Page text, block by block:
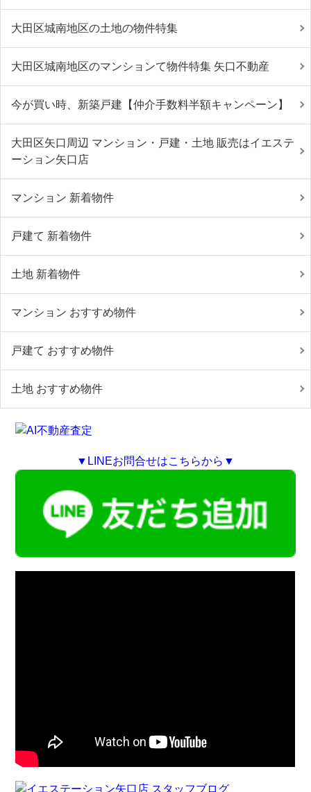
大田区城南地区の土地の物件特集
大田区城南地区のマンションて物件特集 矢口不動産
今が買い時、新築戸建【仲介手数料半額キャンペーン】
大田区矢口周辺 マンション・戸建・土地 販売はイエステ
ーション矢口店
マンション 新着物件
戸建て 新着物件
土地 新着物件
マンション おすすめ物件
戸建て おすすめ物件
土地 おすすめ物件
▼LINEお問合せはこちらから▼